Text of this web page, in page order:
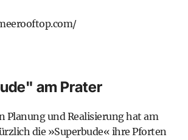
am Prater
Planung und Realisierung hat am
die »Superbude« ihre Pforten